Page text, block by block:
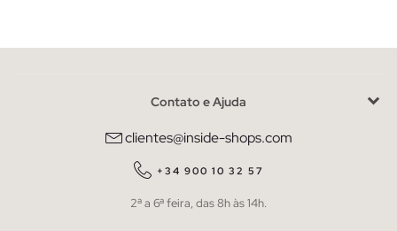
Contato e Ajuda
clientes@inside-shops.com
+34 900 10 32 57
2ª a 6ª feira, das 8h às 14h.